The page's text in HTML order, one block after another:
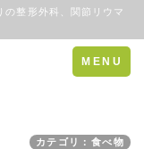
の整形外科、関節リウマ
Toggle
navigation
MENU
カテゴリ：食べ物